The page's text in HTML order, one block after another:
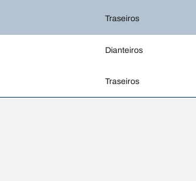
Traseiros
Dianteiros
Traseiros